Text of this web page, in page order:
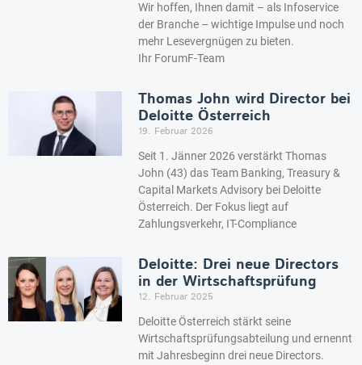
Wir hoffen, Ihnen damit – als Infoservice
der Branche – wichtige Impulse und noch
mehr Lesevergnügen zu bieten.
Ihr ForumF-Team
Thomas John wird Director bei
Deloitte Österreich
19. Februar 2026
Seit 1. Jänner 2026 verstärkt Thomas
John (43) das Team Banking, Treasury &
Capital Markets Advisory bei Deloitte
Österreich. Der Fokus liegt auf
Zahlungsverkehr, IT-Compliance
Deloitte: Drei neue Directors
in der Wirtschaftsprüfung
12. Februar 2025
Deloitte Österreich stärkt seine
Wirtschaftsprüfungsabteilung und ernennt
mit Jahresbeginn drei neue Directors.